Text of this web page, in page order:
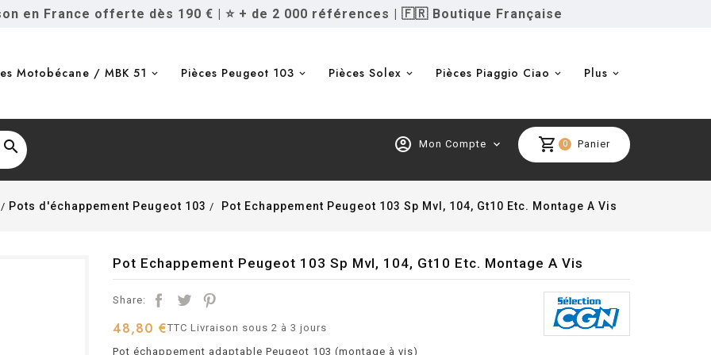
en France offerte dès 190 € | ⭐ + de 2 000 références | 🇫🇷 Boutique Française
Motobécane / MBK 51 Pièces Peugeot 103 Pièces Solex Pièces Piaggio Ciao Plus
 shopping_cart 0 Panier
account_circle Mon Compte expand_more
Pots d'échappement Peugeot 103 Pot Echappement Peugeot 103 Sp Mvl, 104, Gt10 Etc. Montage A Vis
Pot Echappement Peugeot 103 Sp Mvl, 104, Gt10 Etc. Montage A Vis
Share:
48,80 €TTC Livraison sous 2 à 3 jours
Pot échappement adaptable Peugeot 103 (montage à vis)